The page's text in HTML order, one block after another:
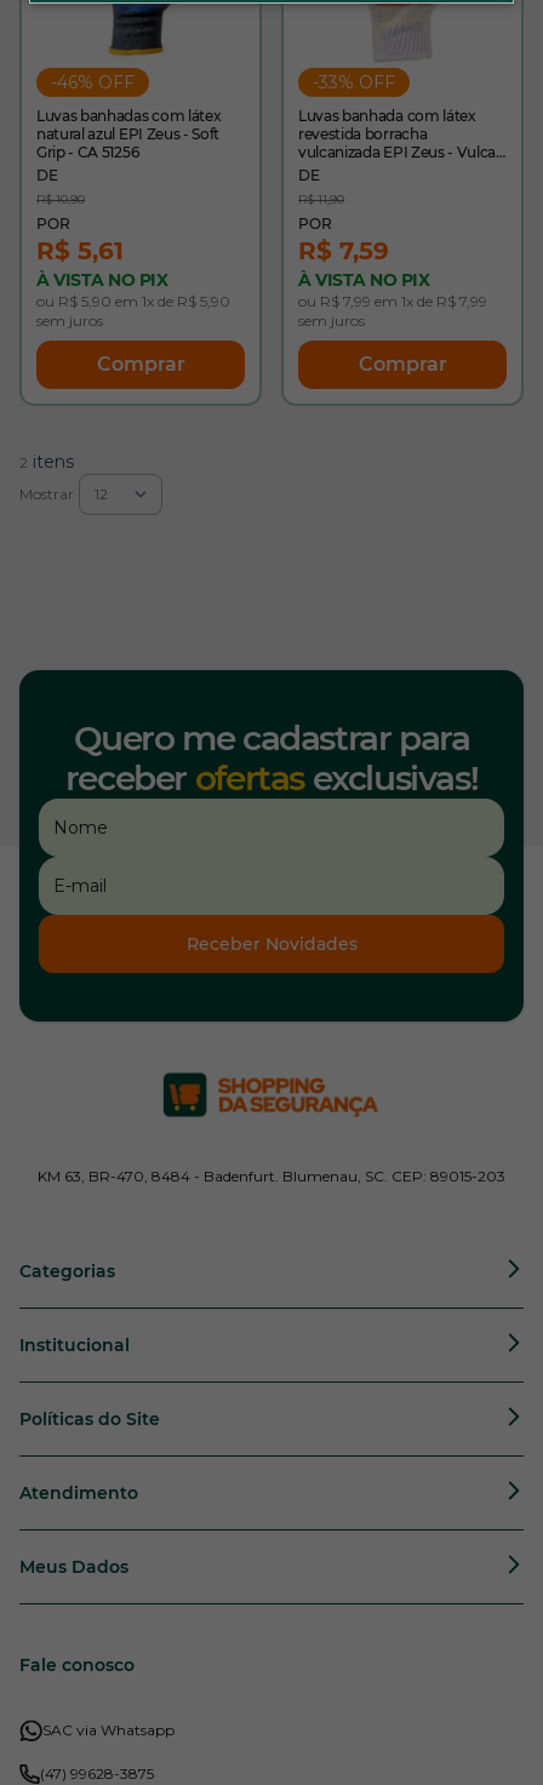
-46% OFF
Luvas banhadas com látex
natural azul EPI Zeus - Soft
Grip - CA 51256
R$ 10,90
R$ 5,61
À VISTA NO PIX
ou R$ 5,90 em 1x de R$ 5,90
sem juros
Comprar
-33% OFF
Luvas banhada com látex
revestida borracha
vulcanizada EPI Zeus - Vulcan
Pro - CA 51258
R$ 11,90
R$ 7,59
À VISTA NO PIX
ou R$ 7,99 em 1x de R$ 7,99
sem juros
Comprar
2 itens
Mostrar
Quero me cadastrar para
receber ofertasexclusivas!
Receber Novidades
KM 63, BR-470, 8484 - Badenfurt. Blumenau, SC. CEP: 89015-203
Categorias
Institucional
Políticas do Site
Atendimento
Meus Dados
Fale conosco
SAC via Whatsapp
(47) 99628-3875